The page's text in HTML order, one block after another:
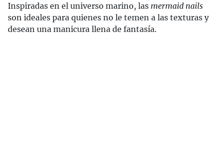
Inspiradas en el universo marino, las mermaid nails
son ideales para quienes no le temen a las texturas y
desean una manicura llena de fantasía.